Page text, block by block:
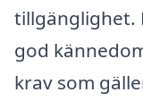
tillgänglighet.
god
krav som